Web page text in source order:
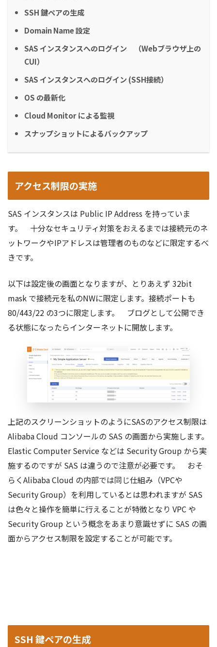
SSH 鍵ペアの生成
Domain Name 設定
SAS インスタンスへのログイン （Webブラウザ上の
CUI）
SAS インスタンスへのログイン (SSH接続）
OS の最新化
Cloud Monitor による監視
スナップショットによるバックアップ
アクセス制限の実施
SAS インスタンスは Public IP Address を持っていま
す。 十分なセキュリティ対策をおえるまでは接続元のネ
ットワークやIPアドレスは管理者のものなどに限定するべ
きです。
以下は設定後の画面となりますが、とりあえず 32bit
mask で接続元を私のNWに限定します。接続ポートも
80/443/22 の3つに限定します。 ブログとして公開でき
る状態になったらインターネットに開放します。
上記のスクリーンショットのようにSASのアクセス制限は
Alibaba Cloud コンソールの SAS の画面から実施します。
Elastic Computer Service などは Security Group から実
施するのですが SAS は違うので注意が必要です。 おそ
らくAlibaba Cloud の内部では同じ仕組み（VPCや
Security Group）を利用しているとは思われますが SAS
は色々と操作を簡単に行えることが特徴となり VPC や
Security Group という概念をあまり意識せずに SAS の画
面からアクセス制限を設定することが可能です。
SSH 鍵ペアの生成